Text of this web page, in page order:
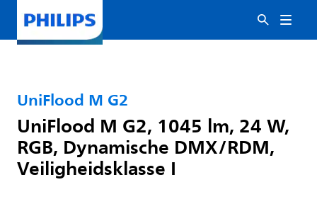
UniFlood M G2
UniFlood M G2, 1045 lm, 24 W,
RGB, Dynamische DMX/RDM,
Veiligheidsklasse I